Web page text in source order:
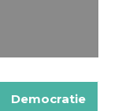
Democratie